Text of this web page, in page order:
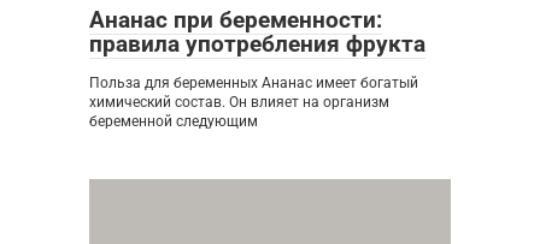
Ананас при беременности:
правила употребления фрукта
Польза для беременных Ананас имеет богатый
химический состав. Он влияет на организм
беременной следующим